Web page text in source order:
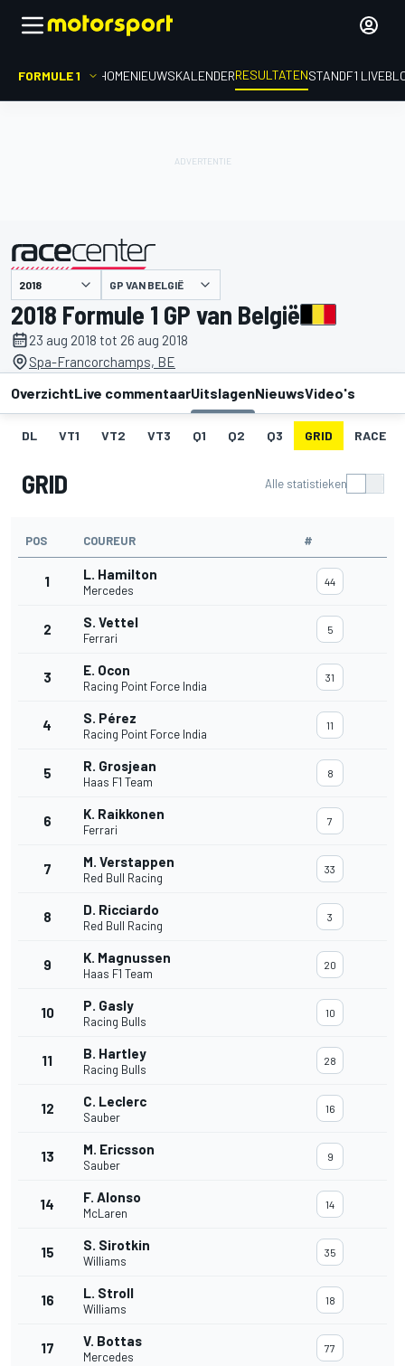
FORMULE 1 HOMENIEUWSKALENDERRESULTATENSTANDF1
gepresenteerd door GP VAN BELGIË
2018 Formule 1 GP van België
23 aug 2018 tot 26 aug 2018
Spa-Francorchamps, BE
OverzichtLive commentaarUitslagenNieuwsVideo's
DL VT1 VT2 VT3 Q1 Q2 Q3 GRID RACE
GRID Alle statistieken
POS COUREUR #
1 L. Hamilton
Mercedes
44
2 S. Vettel
Ferrari
5
3 E. Ocon
Racing Point Force India
31
4 S. Pérez
Racing Point Force India
11
5 R. Grosjean
Haas F1 Team
8
6 K. Raikkonen
Ferrari
7
7 M. Verstappen
Red Bull Racing
33
8 D. Ricciardo
Red Bull Racing
3
9 K. Magnussen
Haas F1 Team
20
10 P. Gasly
Racing Bulls
10
11 B. Hartley
Racing Bulls
28
12 C. Leclerc
Sauber
16
13 M. Ericsson
Sauber
9
14 F. Alonso
McLaren
14
15 S. Sirotkin
Williams
35
16 L. Stroll
Williams
18
17 V. Bottas
Mercedes
77